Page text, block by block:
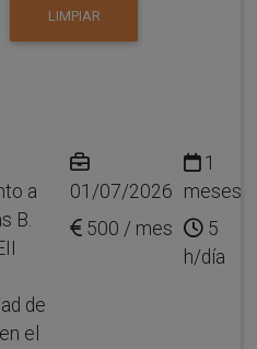
LIMPIAR
a
B.
de
el
01/07/2026
500 / mes
1
meses
5
h/día